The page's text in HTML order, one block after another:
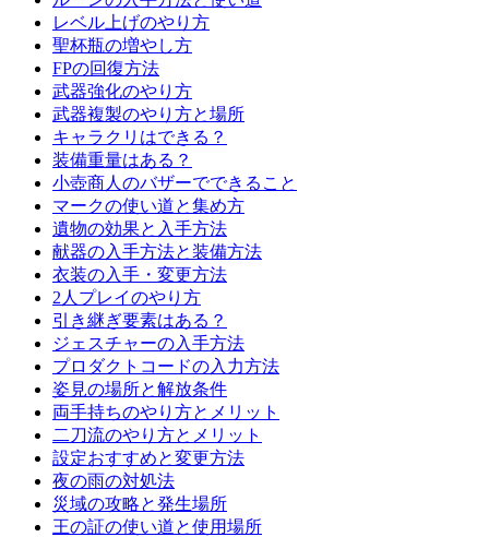
レベル上げのやり方
聖杯瓶の増やし方
FPの回復方法
武器強化のやり方
武器複製のやり方と場所
キャラクリはできる？
装備重量はある？
小壺商人のバザーでできること
マークの使い道と集め方
遺物の効果と入手方法
献器の入手方法と装備方法
衣装の入手・変更方法
2人プレイのやり方
引き継ぎ要素はある？
ジェスチャーの入手方法
プロダクトコードの入力方法
姿見の場所と解放条件
両手持ちのやり方とメリット
二刀流のやり方とメリット
設定おすすめと変更方法
夜の雨の対処法
災域の攻略と発生場所
王の証の使い道と使用場所